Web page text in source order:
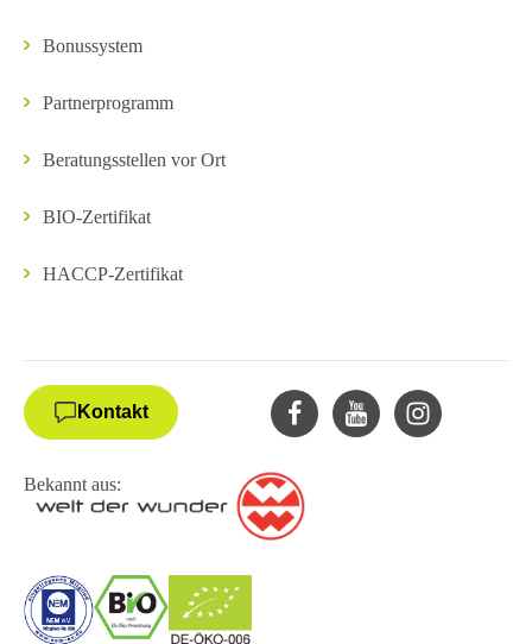
Bonussystem
Partnerprogramm
Beratungsstellen vor Ort
BIO-Zertifikat
HACCP-Zertifikat
Kontakt
Bekannt aus: